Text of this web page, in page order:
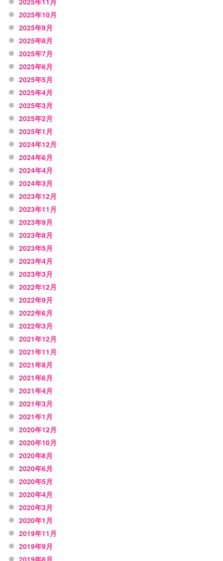
2025年10月
2025年9月
2025年8月
2025年7月
2025年6月
2025年5月
2025年4月
2025年3月
2025年2月
2025年1月
2024年12月
2024年6月
2024年4月
2024年3月
2023年12月
2023年11月
2023年9月
2023年8月
2023年5月
2023年4月
2023年3月
2022年12月
2022年9月
2022年6月
2022年3月
2021年12月
2021年11月
2021年8月
2021年6月
2021年4月
2021年3月
2021年1月
2020年12月
2020年10月
2020年8月
2020年6月
2020年5月
2020年4月
2020年3月
2020年1月
2019年11月
2019年9月
2019年8月